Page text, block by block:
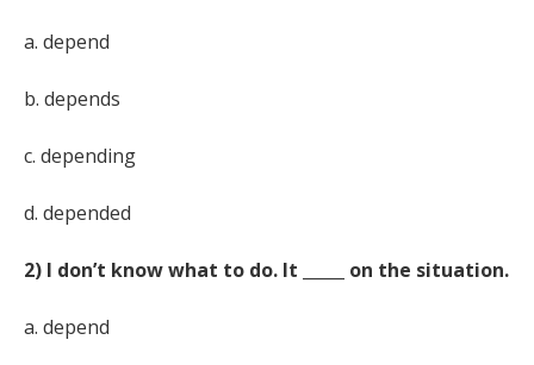
a. depend
b. depends
c. depending
d. depended
2) I don’t know what to do. It _____ on the situation.
a. depend